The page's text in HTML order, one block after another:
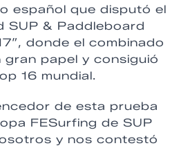
español que disputó el
SUP & Paddleboard
donde el combinado
gran papel y consiguió
16 mundial.
de esta prueba
FESurfing de SUP
y nos contestó